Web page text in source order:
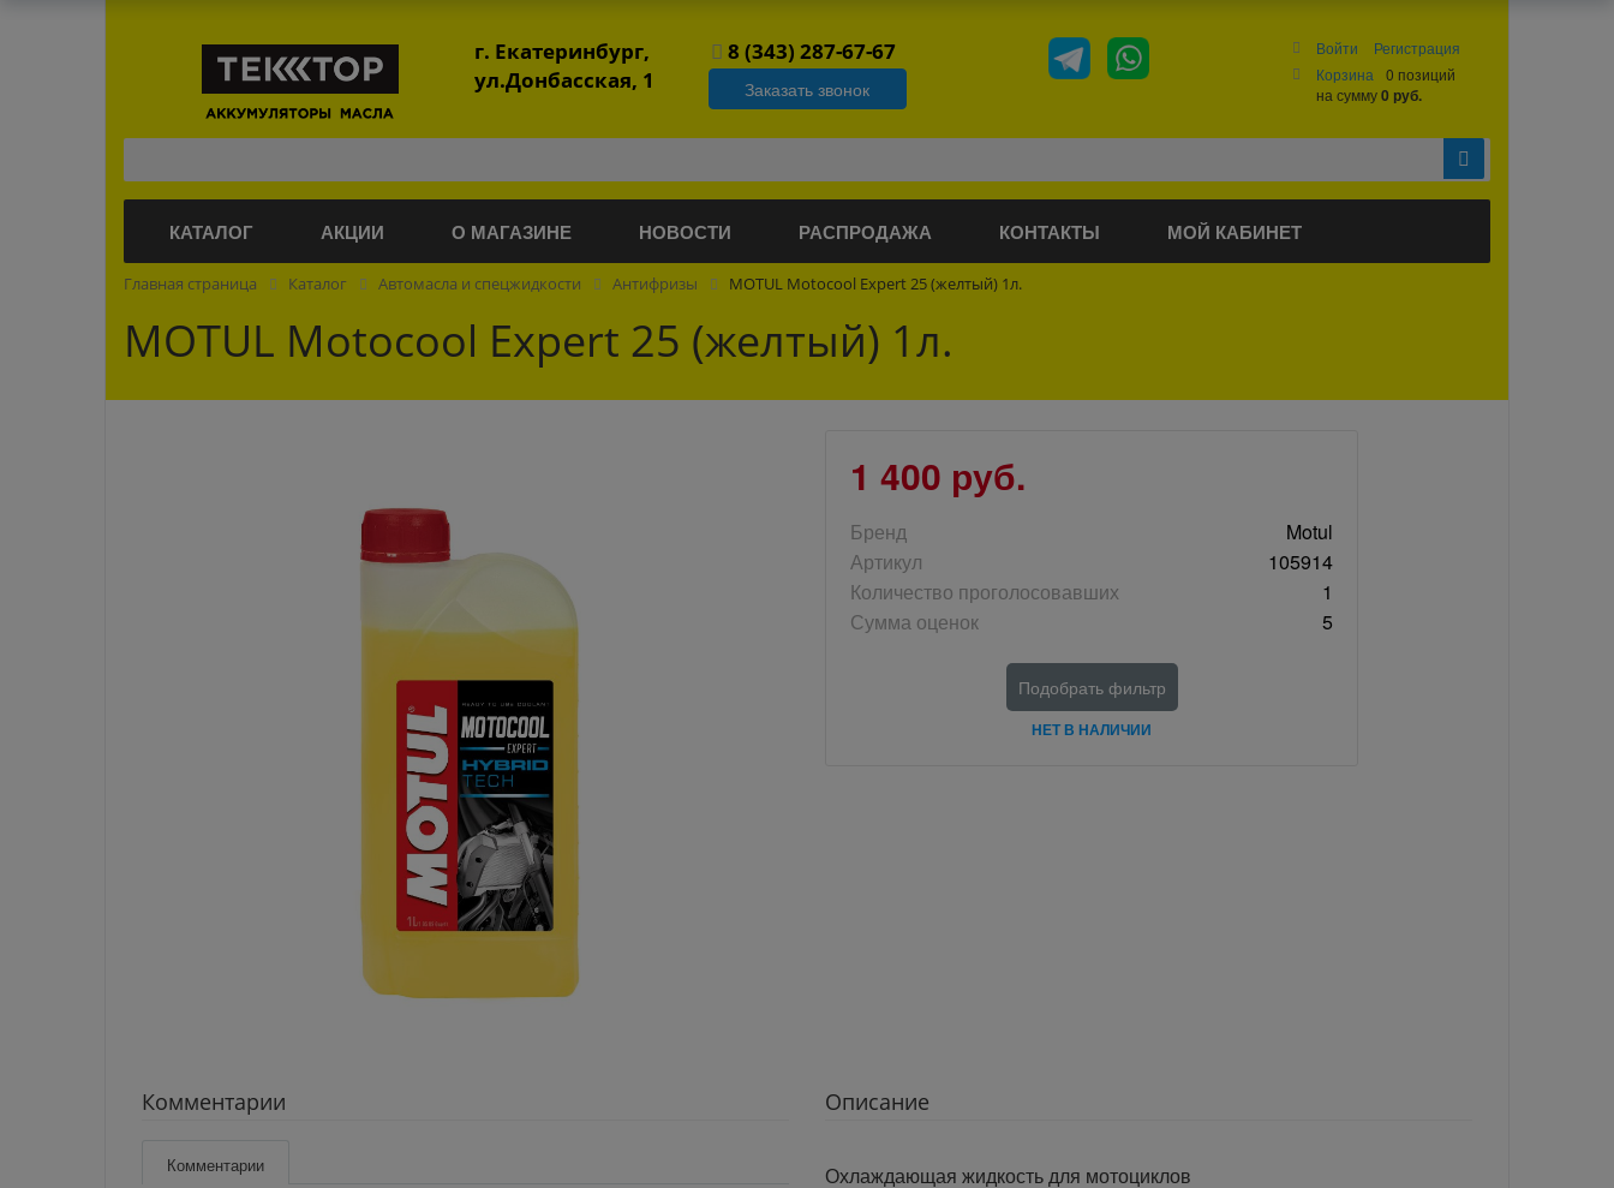
г. Екатеринбург,
ул.Донбасская, 1
8 (343) 287-67-67
Заказать звонок
Войти
Регистрация
Корзина
0 позиций
на сумму0 руб.
КАТАЛОГ АКЦИИ О МАГАЗИНЕ НОВОСТИ РАСПРОДАЖА КОНТАКТЫ МОЙ КАБИНЕТ
Главная страница Каталог Автомасла и спецжидкости Антифризы MOTUL Motocool Expert 25 (желтый) 1л.
MOTUL Motocool Expert 25 (желтый) 1л.
1 400 руб.
Бренд
Motul
Артикул
105914
Количество проголосовавших
1
Сумма оценок
5
Подобрать фильтр
НЕТ В НАЛИЧИИ
Комментарии
Комментарии
Описание
Охлаждающая жидкость для мотоциклов